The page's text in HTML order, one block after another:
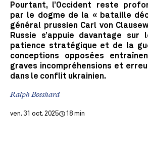
Pourtant, l’Occident reste
par le dogme de la « bataille
général prussien Carl von
Russie s’appuie davantage
patience stratégique et de la
conceptions opposées
graves incompréhensions et
dans le conflit ukrainien.
Ralph Bosshard
ven. 31 oct. 2025 18 min